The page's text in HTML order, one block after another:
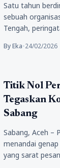
Satu tahun
sebuah
Tengah,
By Eka•24/02/2026
Artikel
Titik Nol
Tegaskan
Sabang
Sabang, Aceh –
menandai
yang sarat